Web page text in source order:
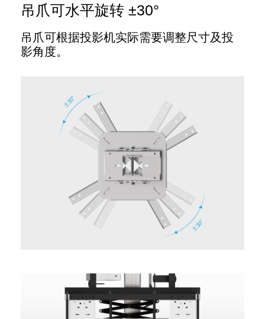
吊爪可水平旋转 ±30°
吊爪可根据投影机实际需要调整尺寸及投
影角度。